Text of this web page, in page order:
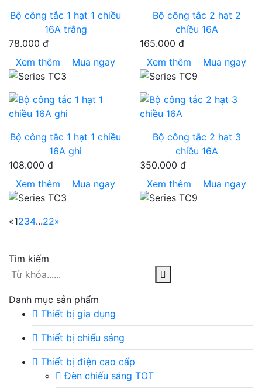
Bộ công tắc 1 hạt 1 chiều
16A trắng
78.000 đ
Xem thêm
Mua ngay
Bộ công tắc 2 hạt 2
chiều 16A
165.000 đ
Xem thêm
Mua ngay
Bộ công tắc 1 hạt 1 chiều
16A ghi
108.000 đ
Xem thêm
Mua ngay
Bộ công tắc 2 hạt 3
chiều 16A
350.000 đ
Xem thêm
Mua ngay
«1234...22»
Tìm kiếm
Danh mục sản phẩm
Thiết bị gia dụng
Thiết bị chiếu sáng
Thiết bị điện cao cấp
Đèn chiếu sáng TOT